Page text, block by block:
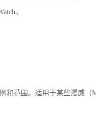
。
和范围。适用于某些漫威（